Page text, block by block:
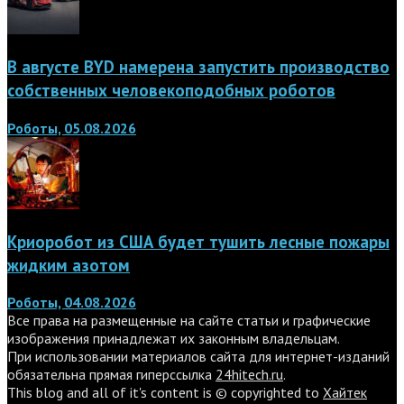
В августе BYD намерена запустить производство
собственных человекоподобных роботов
Роботы, 05.08.2026
Криоробот из США будет тушить лесные пожары
жидким азотом
Роботы, 04.08.2026
Все права на размещенные на сайте статьи и графические
изображения принадлежат их законным владельцам.
При использовании материалов сайта для интернет-изданий
обязательна прямая гиперссылка 24hitech.ru.
This blog and all of it's content is © copyrighted to Хайтек